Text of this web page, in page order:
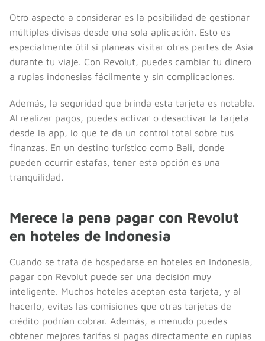
Otro aspecto a considerar es la posibilidad de gestionar
múltiples divisas desde una sola aplicación. Esto es
especialmente útil si planeas visitar otras partes de Asia
durante tu viaje. Con Revolut, puedes cambiar tu dinero
a rupias indonesias fácilmente y sin complicaciones.
Además, la seguridad que brinda esta tarjeta es notable.
Al realizar pagos, puedes activar o desactivar la tarjeta
desde la app, lo que te da un control total sobre tus
finanzas. En un destino turístico como Bali, donde
pueden ocurrir estafas, tener esta opción es una
tranquilidad.
Merece la pena pagar con Revolut
en hoteles de Indonesia
Cuando se trata de hospedarse en hoteles en Indonesia,
pagar con Revolut puede ser una decisión muy
inteligente. Muchos hoteles aceptan esta tarjeta, y al
hacerlo, evitas las comisiones que otras tarjetas de
crédito podrían cobrar. Además, a menudo puedes
obtener mejores tarifas si pagas directamente en rupias